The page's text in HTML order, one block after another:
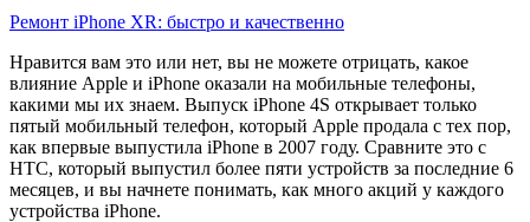
Ремонт iPhone XR: быстро и качественно
Нравится вам это или нет, вы не можете отрицать, какое
влияние Apple и iPhone оказали на мобильные телефоны,
какими мы их знаем. Выпуск iPhone 4S открывает только
пятый мобильный телефон, который Apple продала с тех пор,
как впервые выпустила iPhone в 2007 году. Сравните это с
HTC, который выпустил более пяти устройств за последние 6
месяцев, и вы начнете понимать, как много акций у каждого
устройства iPhone.